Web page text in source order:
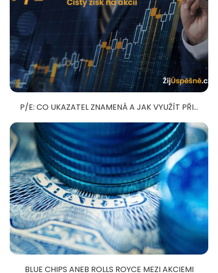
P/E: CO UKAZATEL ZNAMENÁ A JAK VYUŽÍT PŘI...
BLUE CHIPS ANEB ROLLS ROYCE MEZI AKCIEMI